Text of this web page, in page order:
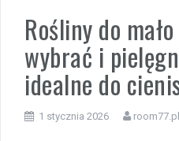
Rośliny do
wybrać i
idealne do
1 stycznia 2026 room77.pl